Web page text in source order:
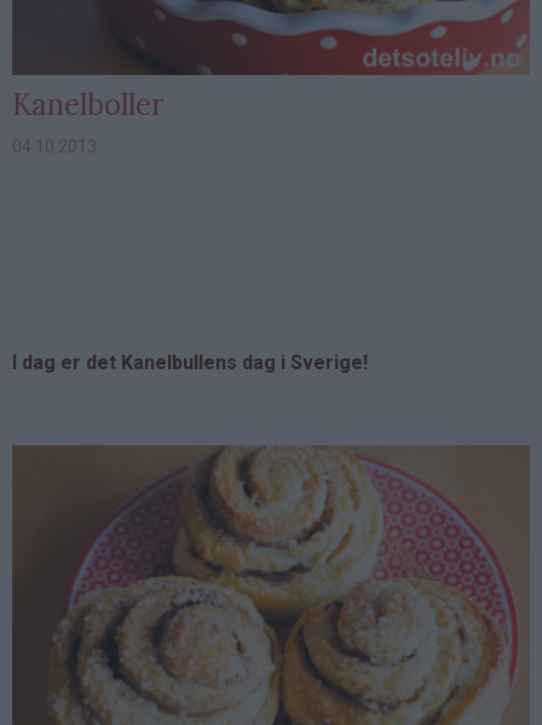
Kanelboller
04.10.2013
I dag er det Kanelbullens dag i Sverige!